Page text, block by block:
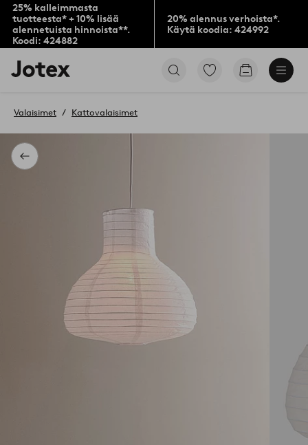
25% kalleimmasta
tuotteesta* + 10% lisää
alennetuista hinnoista**.
Koodi: 424882
20% alennus verhoista*.
Käytä koodia: 424992
Jotex-
logo
aloitussivulle
Siirry
Siirry
Takaisin
Valaisimet Kattovalaisimet